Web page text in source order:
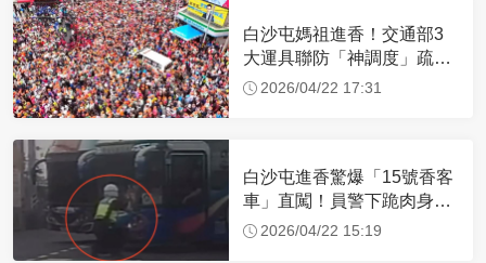
白沙屯媽祖進香！交通部3
大運具聯防「神調度」疏運
32.1萬創新高
2026/04/22 17:31
白沙屯進香驚爆「15號香客
車」直闖！員警下跪肉身擋
車：讓行人先過
2026/04/22 15:19